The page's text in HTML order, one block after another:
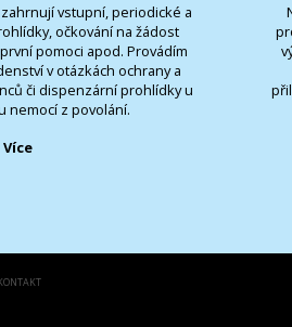
vstupní, periodické a
očkování na žádost
pomoci apod. Provádím
v otázkách ochrany a
či dispenzární prohlídky u
nemocí z povolání.
Více